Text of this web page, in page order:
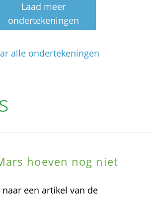
Laad meer
ondertekeningen
alle ondertekeningen
hoeven nog niet
een artikel van de